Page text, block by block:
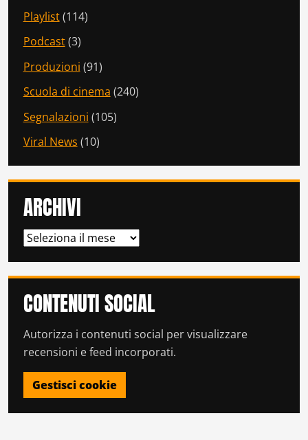
Playlist(114)
Podcast(3)
Produzioni (91)
Scuola di cinema (240)
Segnalazioni (105)
Viral News (10)
ARCHIVI
ARCHIVI
CONTENUTI SOCIAL
Autorizza i contenuti social per visualizzare
recensioni e feed incorporati.
Gestisci cookie